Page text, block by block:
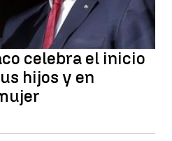
celebra el inicio
hijos y en